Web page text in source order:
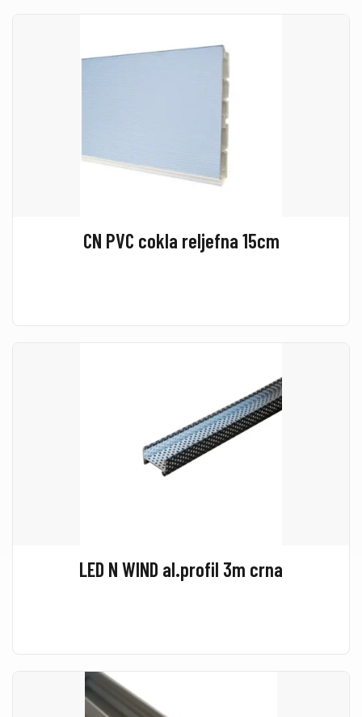
CN PVC cokla reljefna 15cm
LED N WIND al.profil 3m crna